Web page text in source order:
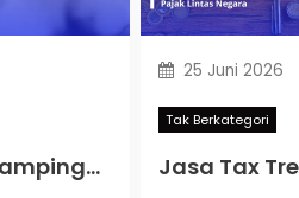
Jasa Pendampingan Kuasa Wajib Pajak: Memahami Mulai Kapan SKT Wajib bagi Kuasa Wajib Pajak Menurut PMK 44 Tahun 2026
25 Juni 2026
Tak Berkategori